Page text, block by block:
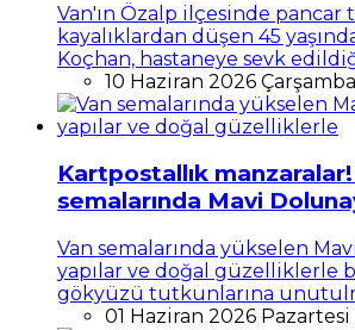
Van'ın Özalp ilçesinde pancar
kayalıklardan düşen 45
Koçhan, hastaneye sevk
10 Haziran 2026
Kartpostallık manzaralar!
semalarında Mavi
Van semalarında yükselen
yapılar ve doğal güzelliklerle
gökyüzü tutkunlarına
01 Haziran 2026 Pazartesi